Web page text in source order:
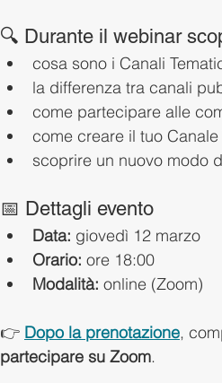
🔍 Durante il webinar
cosa sono i Canali
la differenza tra canali
come partecipare alle
come creare il tuo
scoprire un nuovo modo
📅 Dettagli evento
Data: giovedì 12 marzo
Orario: ore 18:00
Modalità: online (Zoom)
👉 Dopo la prenotazione,
partecipare su Zoom.